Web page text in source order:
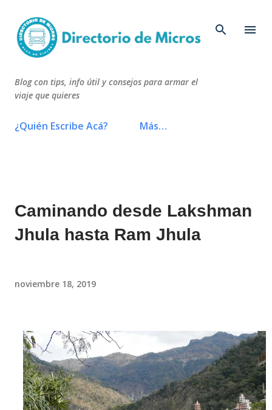
Blog con tips, info útil y consejos para armar el
viaje que quieres
¿Quién Escribe Acá? Más…
Caminando desde Lakshman
Jhula hasta Ram Jhula
noviembre 18, 2019